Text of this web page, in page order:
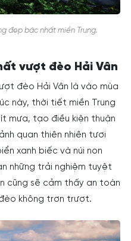
đẹp bậc nhất miền Trung.
vượt đèo Hải Vân
đèo Hải Vân là vào mùa
này, thời tiết miền Trung
mưa, tạo điều kiện thuận
quan thiên nhiên tươi
xanh biếc và núi non
những trải nghiệm tuyệt
cũng sẽ cảm thấy an toàn
không trơn trượt.